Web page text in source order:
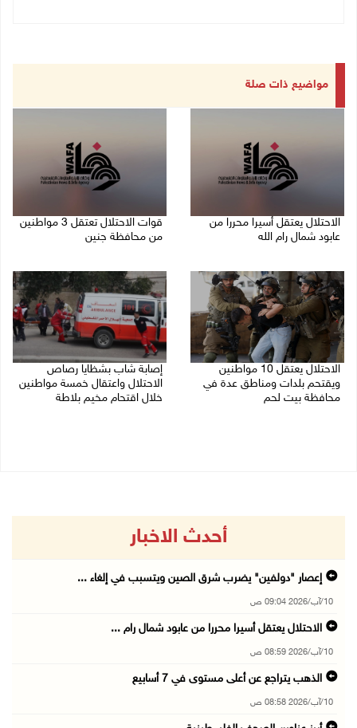
مواضيع ذات صلة
الاحتلال يعتقل أسيرا محررا من
عابود شمال رام الله
قوات الاحتلال تعتقل 3 مواطنين
من محافظة جنين
الاحتلال يعتقل 10 مواطنين
ويقتحم بلدات ومناطق عدة في
محافظة بيت لحم
إصابة شاب بشظايا رصاص
الاحتلال واعتقال خمسة مواطنين
خلال اقتحام مخيم بلاطة
أحدث الاخبار
إعصار "دولفين" يضرب شرق الصين ويتسبب في إلغاء ...
10/آب/2026 09:04 ص
الاحتلال يعتقل أسيرا محررا من عابود شمال رام ...
10/آب/2026 08:59 ص
الذهب يتراجع عن أعلى مستوى في 7 أسابيع
10/آب/2026 08:58 ص